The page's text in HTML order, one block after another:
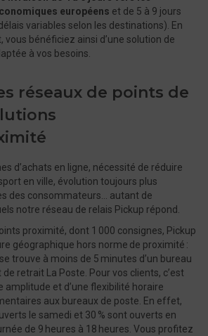
européens et de 5 à 9 jours
variables selon les destinations). En
bénéficiez ainsi d’une solution de
à vos besoins.
réseaux de points de
d’achats en ligne, nécessité de réduire
en ville, évolution toujours plus
des consommateurs… autant de
notre réseau de relais Pickup répond.
proximité, dont 1 000 consignes, Pickup
géographique hors norme de proximité :
trouve à moins de 5 minutes d’un bureau
de retrait La Poste. Pour vos clients, c’est
amplitude et d’une flexibilité horaire
aux bureaux de poste. En effet,
le samedi et 30 % sont ouverts en
de 9 heures à 18 heures. Vous profitez